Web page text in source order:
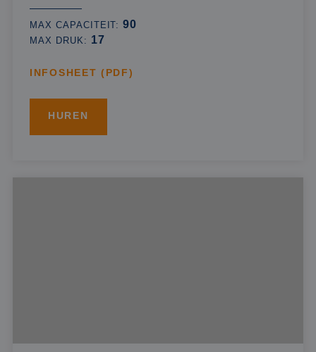
MAX CAPACITEIT:90
MAX DRUK: 17
INFOSHEET (PDF)
HUREN